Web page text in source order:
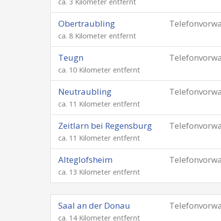
Obertraubling
ca. 8 Kilometer entfernt
Teugn
ca. 10 Kilometer entfernt
Neutraubling
ca. 11 Kilometer entfernt
Zeitlarn bei Regensburg
ca. 11 Kilometer entfernt
Alteglofsheim
ca. 13 Kilometer entfernt
Saal an der Donau
ca. 14 Kilometer entfernt